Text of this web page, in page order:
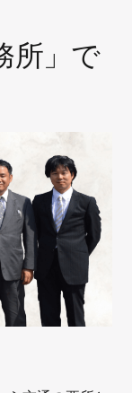
所」で